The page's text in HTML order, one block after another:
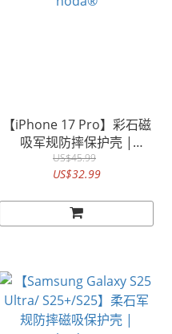
【iPhone 17 Pro】彩石磁
吸军规防摔保护壳 |
hoda®
US$45.99
US$32.99